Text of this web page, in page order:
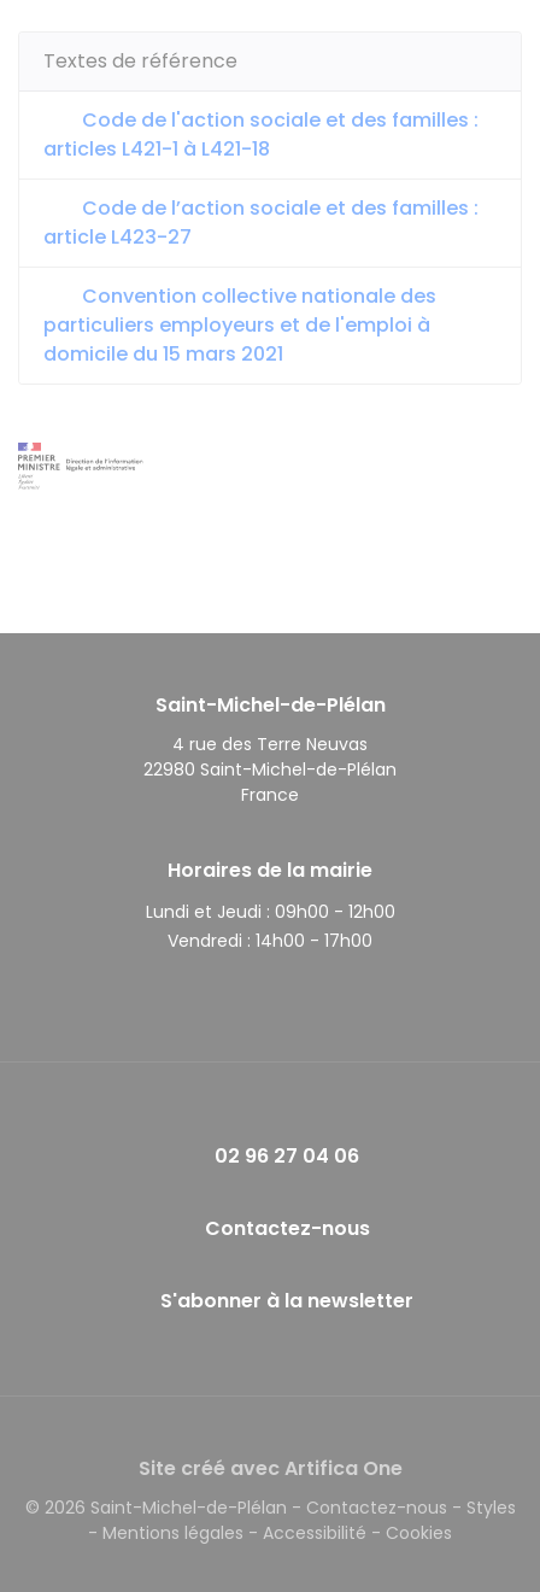
Textes de référence
Code de l'action sociale et des familles :
articles L421-1 à L421-18
Code de l’action sociale et des familles :
article L423-27
Convention collective nationale des
particuliers employeurs et de l'emploi à
domicile du 15 mars 2021
Saint-Michel-de-Plélan
4 rue des Terre Neuvas
22980 Saint-Michel-de-Plélan
France
Horaires de la mairie
Lundi et Jeudi : 09h00 - 12h00
Vendredi : 14h00 - 17h00
02 96 27 04 06
Contactez-nous
S'abonner à la newsletter
Site créé avec Artifica One
© 2026 Saint-Michel-de-Plélan - Contactez-nous - Styles
- Mentions légales - Accessibilité - Cookies